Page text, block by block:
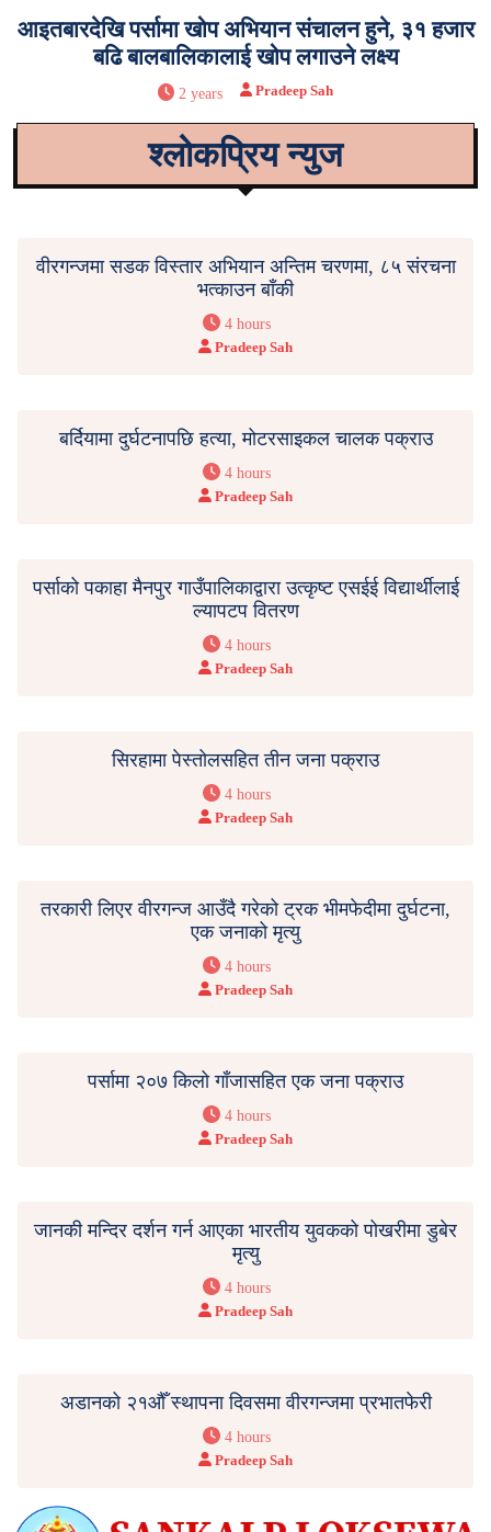
आइतबारदेखि पर्सामा खोप अभियान संचालन हुने, ३१ हजार
बढि बालबालिकालाई खोप लगाउने लक्ष्य
2 years Pradeep Sah
श्लोकप्रिय न्युज
वीरगन्जमा सडक विस्तार अभियान अन्तिम चरणमा, ८५ संरचना
भत्काउन बाँकी
4 hours
Pradeep Sah
बर्दियामा दुर्घटनापछि हत्या, मोटरसाइकल चालक पक्राउ
4 hours
Pradeep Sah
पर्साको पकाहा मैनपुर गाउँपालिकाद्वारा उत्कृष्ट एसईई विद्यार्थीलाई
ल्यापटप वितरण
4 hours
Pradeep Sah
सिरहामा पेस्तोलसहित तीन जना पक्राउ
4 hours
Pradeep Sah
तरकारी लिएर वीरगन्ज आउँदै गरेको ट्रक भीमफेदीमा दुर्घटना,
एक जनाको मृत्यु
4 hours
Pradeep Sah
पर्सामा २०७ किलो गाँजासहित एक जना पक्राउ
4 hours
Pradeep Sah
जानकी मन्दिर दर्शन गर्न आएका भारतीय युवकको पोखरीमा डुबेर
मृत्यु
4 hours
Pradeep Sah
अडानको २१औँ स्थापना दिवसमा वीरगन्जमा प्रभातफेरी
4 hours
Pradeep Sah